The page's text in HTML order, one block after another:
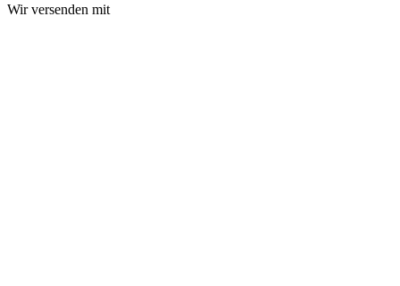
Wir versenden mit